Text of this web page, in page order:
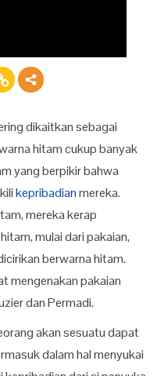
dikaitkan sebagai
hitam cukup banyak
yang berpikir bahwa
kepribadianmereka.
mereka kerap
mulai dari pakaian,
berwarna hitam.
mengenakan pakaian
dan Permadi.
akan sesuatu dapat
dalam hal menyukai